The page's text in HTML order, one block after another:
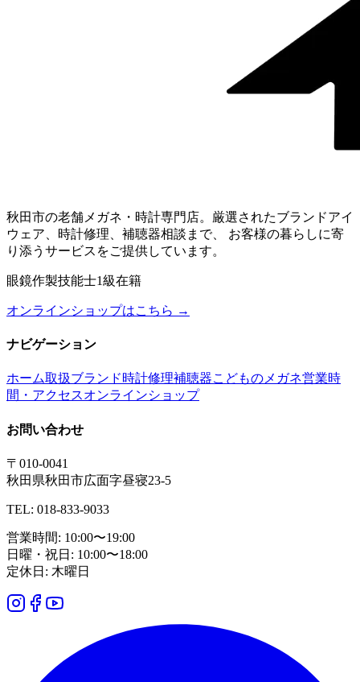
秋田市の老舗メガネ・時計専門店。厳選されたブランドアイ
ウェア、時計修理、補聴器相談まで、 お客様の暮らしに寄
り添うサービスをご提供しています。
眼鏡作製技能士1級在籍
オンラインショップはこちら →
ナビゲーション
ホーム取扱ブランド時計修理補聴器こどものメガネ営業時
間・アクセスオンラインショップ
お問い合わせ
〒010-0041
秋田県秋田市広面字昼寝23-5
TEL: 018-833-9033
営業時間: 10:00〜19:00
日曜・祝日: 10:00〜18:00
定休日: 木曜日